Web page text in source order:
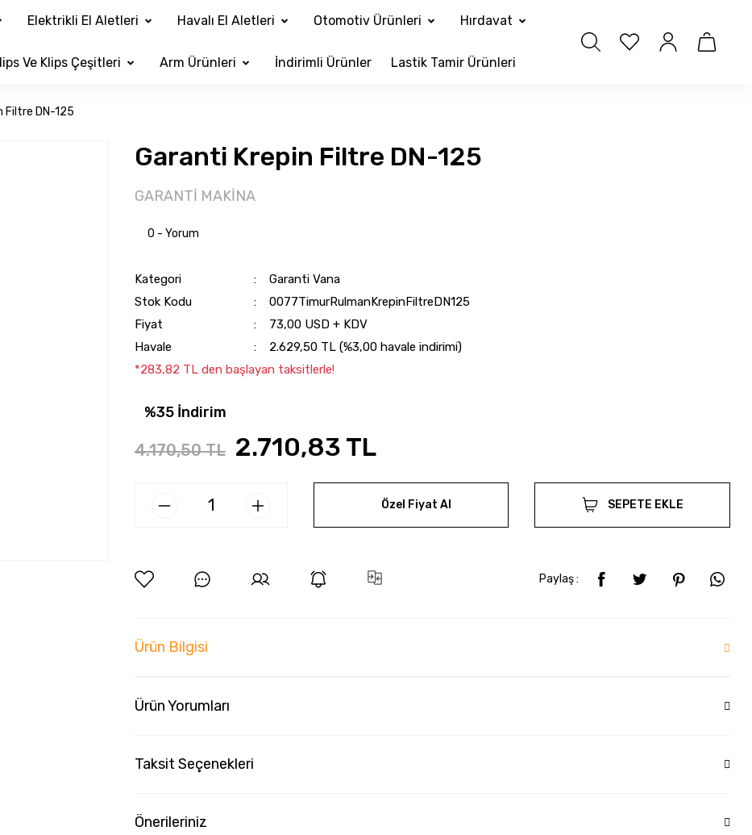
Elektrikli El Aletleri Havalı El Aletleri Otomotiv Ürünleri Hırdavat
Ve Klips Çeşitleri Arm Ürünleri İndirimli Ürünler Lastik Tamir Ürünleri
Filtre DN-125
Garanti Krepin Filtre DN-125
GARANTİ MAKİNA
0 - Yorum
Kategori
Garanti Vana
Stok Kodu
0077TimurRulmanKrepinFiltreDN125
Fiyat
73,00 USD + KDV
Havale
2.629,50 TL (%3,00 havale indirimi)
*283,82 TL den başlayan taksitlerle!
%35 İndirim
4.170,50 TL 2.710,83 TL
Özel Fiyat Al SEPETE EKLE
Paylaş :
Ürün Bilgisi
Ürün Yorumları
Taksit Seçenekleri
Önerileriniz